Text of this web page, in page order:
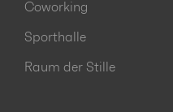
Coworking
Sporthalle
Raum der Stille